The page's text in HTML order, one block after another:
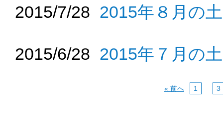
2015/7/28 2015年８月の
2015/6/28 2015年７月の
« 前へ 1 3